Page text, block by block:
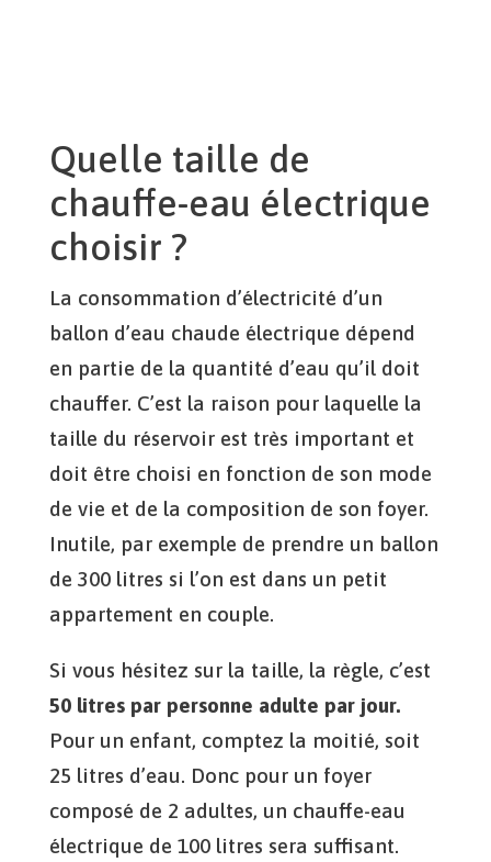
Quelle taille de
chauffe-eau électrique
choisir ?
La consommation d’électricité d’un
ballon d’eau chaude électrique dépend
en partie de la quantité d’eau qu’il doit
chauffer. C’est la raison pour laquelle la
taille du réservoir est très important et
doit être choisi en fonction de son mode
de vie et de la composition de son foyer.
Inutile, par exemple de prendre un ballon
de 300 litres si l’on est dans un petit
appartement en couple.
Si vous hésitez sur la taille, la règle, c’est
50 litres par personne adulte par jour.
Pour un enfant, comptez la moitié, soit
25 litres d’eau. Donc pour un foyer
composé de 2 adultes, un chauffe-eau
électrique de 100 litres sera suffisant.